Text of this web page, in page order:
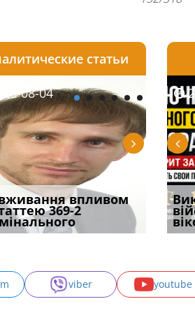
06
встановив для
шкоди
2026-
статьи
08-04
впливом
369-2
2026-08-05
захисту у
я
viber youtube